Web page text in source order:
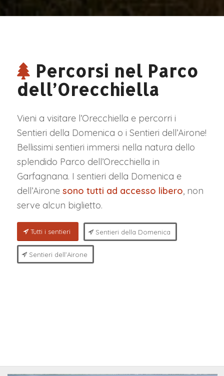
Percorsi nel Parco
dell’Orecchiella
Vieni a visitare l’Orecchiella e percorri i
Sentieri della Domenica o i Sentieri dell’Airone!
Bellissimi sentieri immersi nella natura dello
splendido Parco dell’Orecchiella in
Garfagnana. I sentieri della Domenica e
dell’Airone sono tutti ad accesso libero, non
serve alcun biglietto.
Tutti i sentieri Sentieri della Domenica
Sentieri dell’Airone